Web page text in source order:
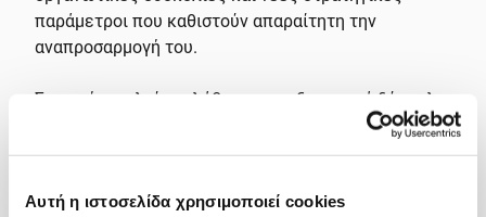
Αυτή η ιστοσελίδα χρησιμοποιεί cookies
παράμετροι που καθιστούν απαραίτητη την
αναπροσαρμογή του.
Σε αυτό το πλαίσιο, λάβαμε την εξαιρετικά δύσκολη
απόφαση να αναβάλουμε την έναρξη του YOJO.
επανεξετάσουμε τα βασικά στοιχεία του